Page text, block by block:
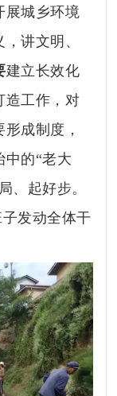
展城乡环境
讲文明、
建立长效化
造工作，对
成制度，
中的“老大
、起好步。
发动全体干